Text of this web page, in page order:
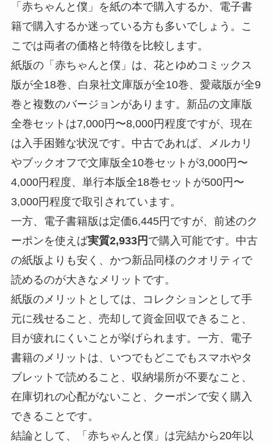
「赤ちゃんと僕」を紙の本で購入するか、電子書
籍で購入するか迷っている方も多いでしょう。こ
こでは両者の価格と特徴を比較します。
紙版の「赤ちゃんと僕」は、花とゆめコミックス
版が全18巻、白泉社文庫版が全10巻、愛蔵版が全9
巻と複数のバージョンがあります。新品の文庫版
全巻セットは7,000円〜8,000円程度ですが、現在
は入手困難な状況です。中古であれば、メルカリ
やブックオフで文庫版全10巻セットが3,000円〜
4,000円程度、単行本版全18巻セットが500円〜
3,000円程度で取引されています。
一方、電子書籍版は定価6,445円ですが、前述のク
ーポンを使えば実質2,933円 で購入可能です。中古
の紙版よりも安く、かつ新品同様のクオリティで
読めるのが大きなメリットです。
紙版のメリットとしては、コレクションとして手
元に残せること、売却して資金回収できること、
目が疲れにくいことが挙げられます。一方、電子
書籍のメリットは、いつでもどこでもスマホやタ
ブレットで読めること、収納場所が不要なこと、
在庫切れの心配がないこと、クーポンで安く購入
できることです。
結論として、「赤ちゃんと僕」は完結から20年以